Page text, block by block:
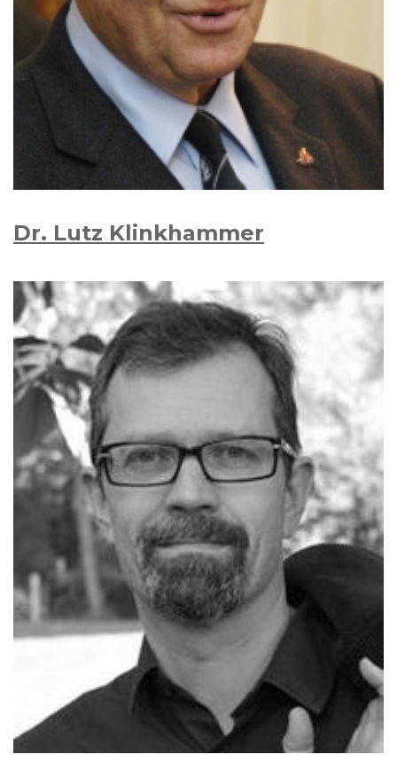
Dr. Lutz Klink­hammer